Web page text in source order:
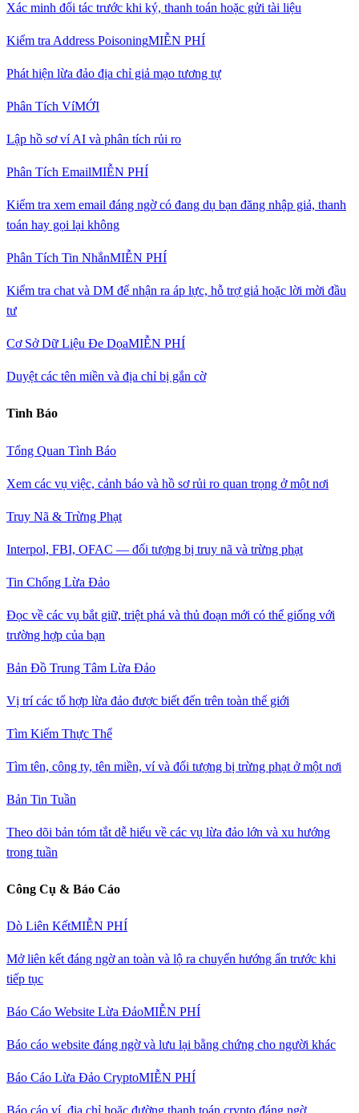
Xác minh đối tác trước khi ký, thanh toán hoặc gửi tài liệu
Kiểm tra Address PoisoningMIỄN PHÍ
Phát hiện lừa đảo địa chỉ giả mạo tương tự
Phân Tích VíMỚI
Lập hồ sơ ví AI và phân tích rủi ro
Phân Tích EmailMIỄN PHÍ
Kiểm tra xem email đáng ngờ có đang dụ bạn đăng nhập giả, thanh
toán hay gọi lại không
Phân Tích Tin NhắnMIỄN PHÍ
Kiểm tra chat và DM để nhận ra áp lực, hỗ trợ giả hoặc lời mời đầu
tư
Cơ Sở Dữ Liệu Đe DọaMIỄN PHÍ
Duyệt các tên miền và địa chỉ bị gắn cờ
Tình Báo
Tổng Quan Tình Báo
Xem các vụ việc, cảnh báo và hồ sơ rủi ro quan trọng ở một nơi
Truy Nã & Trừng Phạt
Interpol, FBI, OFAC — đối tượng bị truy nã và trừng phạt
Tin Chống Lừa Đảo
Đọc về các vụ bắt giữ, triệt phá và thủ đoạn mới có thể giống với
trường hợp của bạn
Bản Đồ Trung Tâm Lừa Đảo
Vị trí các tổ hợp lừa đảo được biết đến trên toàn thế giới
Tìm Kiếm Thực Thể
Tìm tên, công ty, tên miền, ví và đối tượng bị trừng phạt ở một nơi
Bản Tin Tuần
Theo dõi bản tóm tắt dễ hiểu về các vụ lừa đảo lớn và xu hướng
trong tuần
Công Cụ & Báo Cáo
Dò Liên KếtMIỄN PHÍ
Mở liên kết đáng ngờ an toàn và lộ ra chuyển hướng ẩn trước khi
tiếp tục
Báo Cáo Website Lừa ĐảoMIỄN PHÍ
Báo cáo website đáng ngờ và lưu lại bằng chứng cho người khác
Báo Cáo Lừa Đảo CryptoMIỄN PHÍ